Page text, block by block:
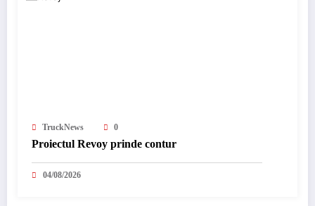
TruckNews 0
Proiectul Revoy prinde contur
04/08/2026